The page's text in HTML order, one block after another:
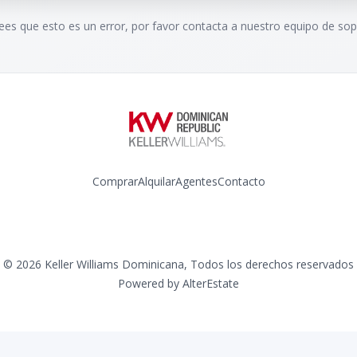
que esto es un error, por favor contacta a nuestro equipo de
ComprarAlquilarAgentesContacto
© 2026 Keller Williams Dominicana, Todos los derechos reservados
Powered by AlterEstate